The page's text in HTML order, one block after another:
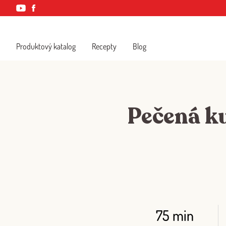
Produktový katalog Recepty Blog
Pečená
75 min